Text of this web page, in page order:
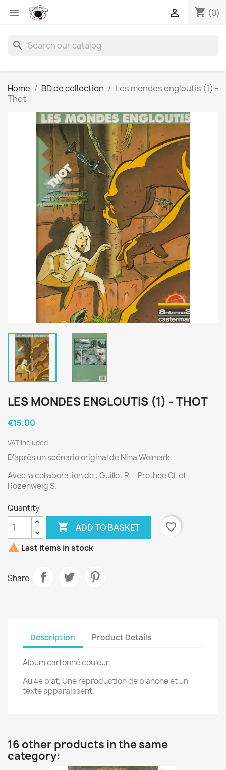
 shopping_cart (0)

search
Home BD de collection
Les mondes engloutis (1) -
Thot
LES MONDES ENGLOUTIS (1) - THOT
€15.00
VAT included
D'après un scénario original de Nina Wolmark.
Avec la collaboration de : Guillot R. - Prothee Cl. et
Rozenweig S.
Quantity
 ADD TO BASKET
favorite_border
 Last items in stock
Share
Description Product Details
Album cartonné couleur.
Au 4e plat, Une reproduction de planche et un
texte apparaissent.
16 other products in the same
category: